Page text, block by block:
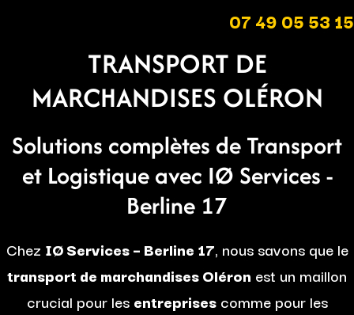
07 49 05 53 15
TRANSPORT DE
MARCHANDISES OLÉRON
Solutions complètes de Transport
et Logistique avec IØ Services -
Berline 17
Chez IØ Services – Berline 17, nous savons que le
transport de marchandises Oléron est un maillon
crucial pour les entreprisescomme pour les